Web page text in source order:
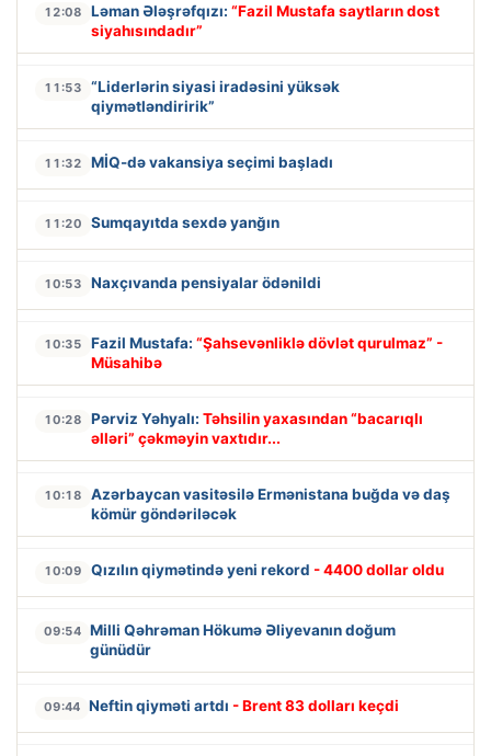
12:08 Ləman Ələşrəfqızı: “Fazil Mustafa saytların dost
siyahısındadır”
11:53
“Liderlərin siyasi iradəsini yüksək
qiymətləndiririk”
11:32 MİQ-də vakansiya seçimi başladı
11:20 Sumqayıtda sexdə yanğın
10:53 Naxçıvanda pensiyalar ödənildi
10:35 Fazil Mustafa: “Şahsevənliklə dövlət qurulmaz” -
Müsahibə
10:28 Pərviz Yəhyalı: Təhsilin yaxasından “bacarıqlı
əlləri” çəkməyin vaxtıdır...
10:18
Azərbaycan vasitəsilə Ermənistana buğda və daş
kömür göndəriləcək
10:09 Qızılın qiymətində yeni rekord - 4400 dollar oldu
09:54 Milli Qəhrəman Hökumə Əliyevanın doğum
günüdür
09:44 Neftin qiyməti artdı - Brent 83 dolları keçdi